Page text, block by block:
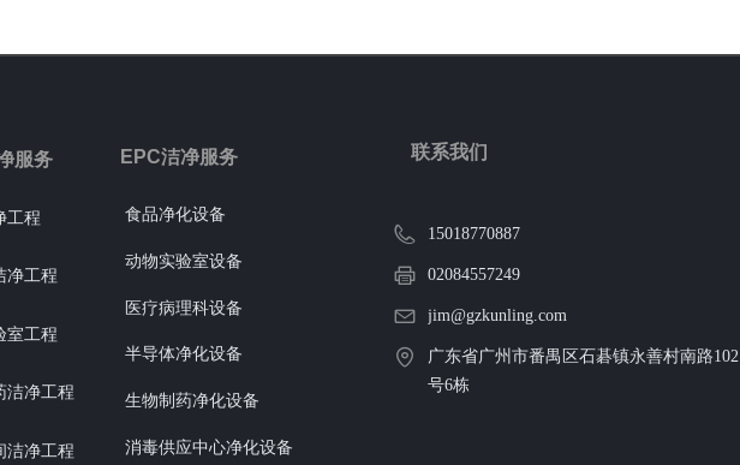
服务
工程
净工程
室工程
洁净工程
洁净工程
食品净化设备
动物实验室设备
医疗病理科设备
半导体净化设备
生物制药净化设备
消毒供应中心净化设备
EPC洁净服务
15018770887
02084557249
jim@gzkunling.com
广东省广州市番禺区石碁镇永善村南路102
号6栋
联系我们